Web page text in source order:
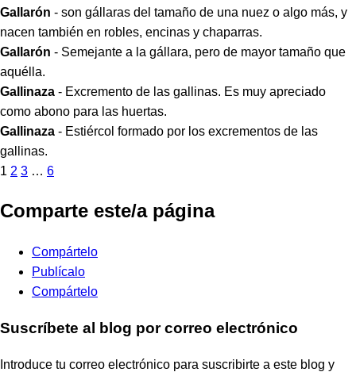
Gallarón - son gállaras del tamaño de una nuez o algo más, y
nacen también en robles, encinas y chaparras.
Gallarón - Semejante a la gállara, pero de mayor tamaño que
aquélla.
Gallinaza - Excremento de las gallinas. Es muy apreciado
como abono para las huertas.
Gallinaza - Estiércol formado por los excrementos de las
gallinas.
1 2 3 … 6
Comparte este/a página
Compártelo
Publícalo
Compártelo
Suscríbete al blog por correo electrónico
Introduce tu correo electrónico para suscribirte a este blog y